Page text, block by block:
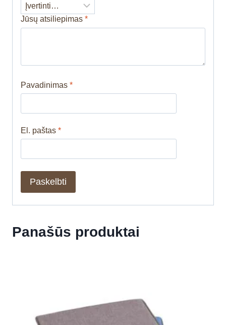
Jūsų atsiliepimas *
Pavadinimas *
El. paštas *
Panašūs produktai